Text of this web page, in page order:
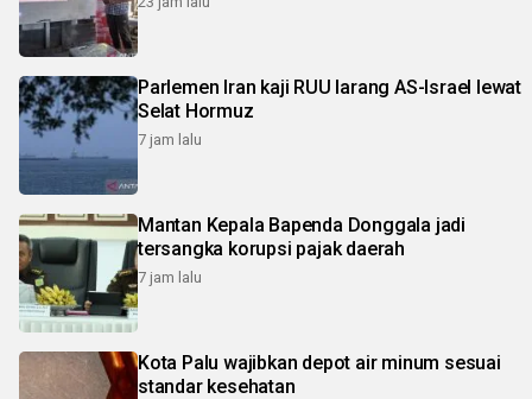
Parlemen Iran kaji RUU larang AS-Israel lewat
Selat Hormuz
7 jam lalu
Mantan Kepala Bapenda Donggala jadi
tersangka korupsi pajak daerah
7 jam lalu
Kota Palu wajibkan depot air minum sesuai
standar kesehatan